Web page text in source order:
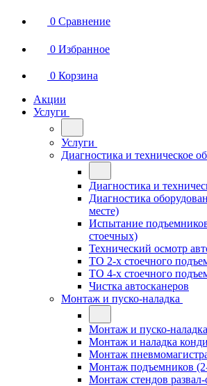
0 Сравнение
0 Избранное
0 Корзина
Акции
Услуги
Услуги
Диагностика и техническое
Диагностика и
Диагностика
месте)
Испытание
стоечных)
Технический осмотр
ТО 2-х стоечного
ТО 4-х стоечного
Чистка автосканеров
Монтаж и пуско-наладка
Монтаж и пуско-наладка
Монтаж и наладка
Монтаж
Монтаж подъемников
Монтаж стендов